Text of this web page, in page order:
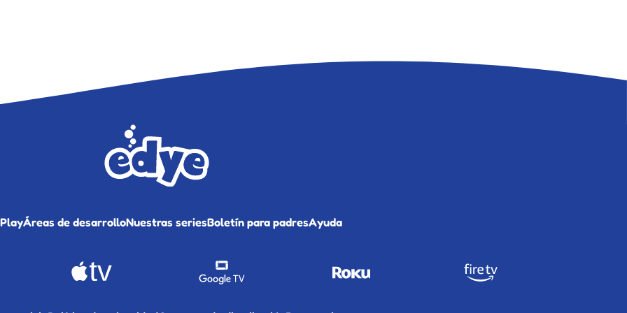
Áreas de desarrolloNuestras seriesBoletín para padresAyuda